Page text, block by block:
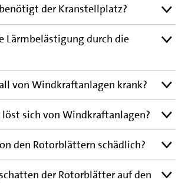
der Kranstellplatz?
Lärmbelästigung durch die
von Windkraftanlagen krank?
sich von Windkraftanlagen?
den Rotorblättern schädlich?
der Rotorblätter auf den